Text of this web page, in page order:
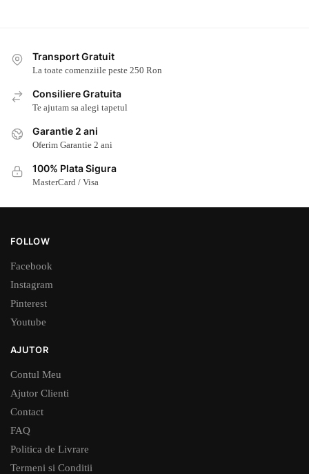
Transport Gratuit
La toate comenziile peste 250 Ron
Consiliere Gratuita
Te ajutam sa alegi tapetul
Garantie 2 ani
Oferim Garantie 2 ani
100% Plata Sigura
MasterCard / Visa
FOLLOW
Facebook
Instagram
Pinterest
Youtube
AJUTOR
Contul Meu
Ajutor Clienti
Contact
FAQ
Politica de Livrare
Termeni si Conditii